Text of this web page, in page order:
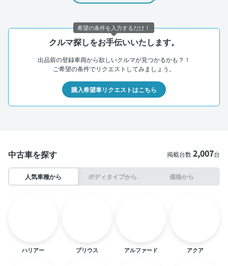
クルマ探しをお手伝いいたします。
出品前の登録車両から欲しいクルマが見つかるかも？！
ご希望の条件でリクエストしてみましょう。
購入希望車リクエストはこちら
中古車を探す 掲載台数2,007台
人気車種から ボディタイプから 価格から
ハリアー プリウス アルファード アクア
希望の条件を入力するだけ！